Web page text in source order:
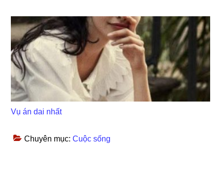
Vụ án dai nhất
Chuyên mục:Cuộc sống